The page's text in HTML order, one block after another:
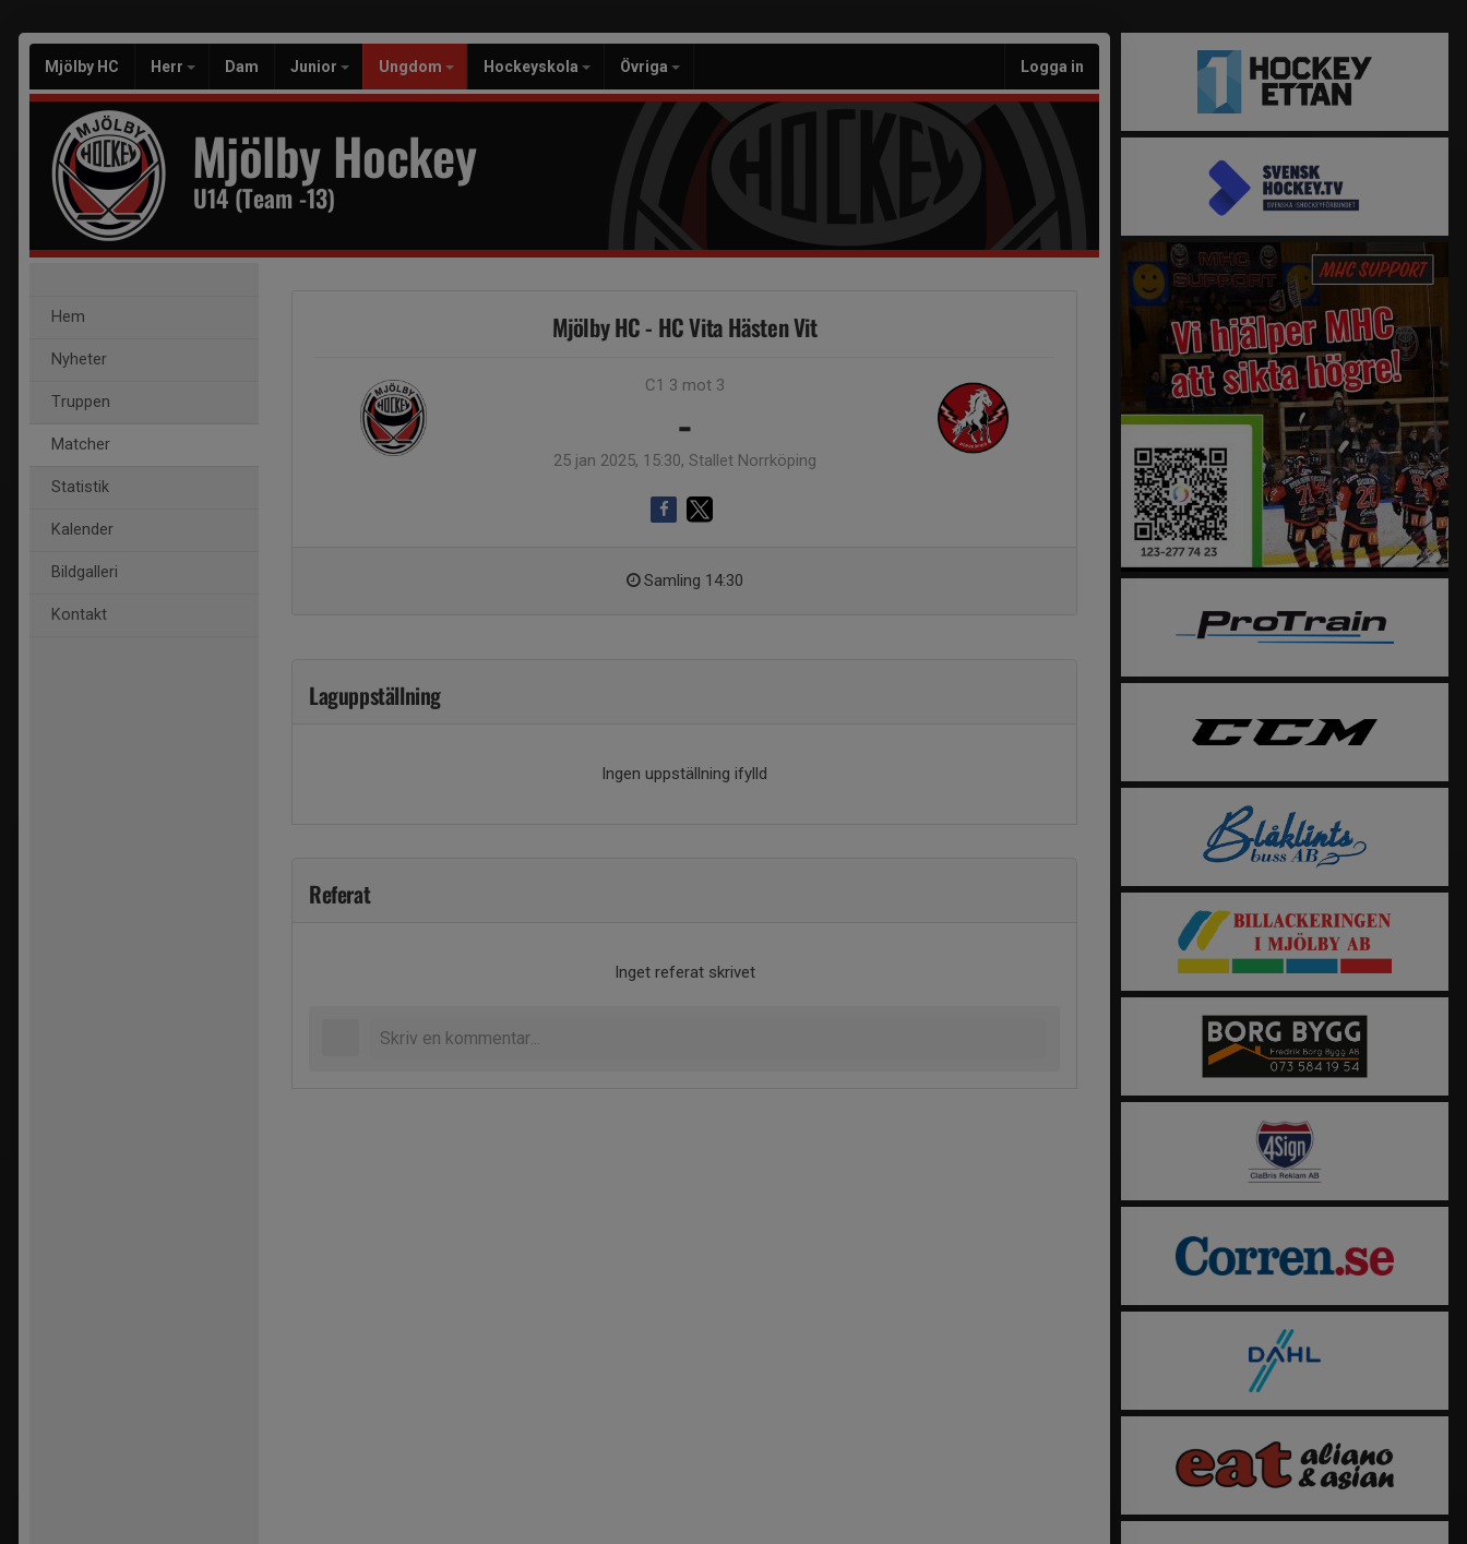
Mjölby HC Herr Dam Junior Ungdom Hockeyskola Övriga Logga in
Mjölby Hockey
U14 (Team -13)
Hem
Nyheter
Truppen
Matcher
Statistik
Kalender
Bildgalleri
Kontakt
Mjölby HC - HC Vita Hästen Vit
C1 3 mot 3
-
25 jan 2025, 15:30, Stallet Norrköping
Samling 14:30
Laguppställning
Ingen uppställning ifylld
Referat
Inget referat skrivet